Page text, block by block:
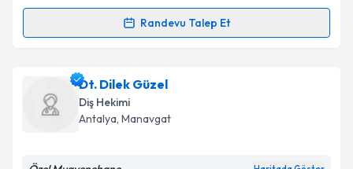
Takvim Talebini Gönder
Randevu Talep Et
Randevu Takvimi Talebi
Dt. Battal Furkan Karaköse
talebi oluşturun. Size bu uzmandan randevu almanız
için bir takvim hazırlandığında e-posta ile
bilgilendireceğiz.
Dt. Dilek Güzel
Diş Hekimi
Antalya, Manavgat